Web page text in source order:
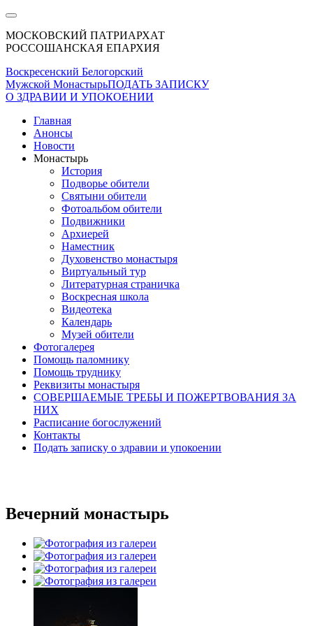
МОСКОВСКИЙ ПАТРИАРХАТ
РОССОШАНСКАЯ ЕПАРХИЯ
Воскресенский Белогорский
Мужской МонастырьПОДАТЬ ЗАПИСКУ
О ЗДРАВИИ И УПОКОЕНИИ
Главная
Анонсы
Новости
Монастырь
История
Подворье обители
Святыни обители
Фотоальбом обители
Подвижники
Архиерей
Наместник
Духовенство монастыря
Виртуальный тур
Литературная страничка
Воскресная школа
Видеотека
Календарь
Музей обители
Фотогалерея
Помощь паломнику
Помощь труднику
Реквизиты монастыря
СОВЕРШАЕМЫЕ ТРЕБЫ И ПОЖЕРТВОВАНИЯ ЗА
НИХ
Расписание богослужений
Контакты
Подать записку о здравии и упокоении
Вечерний монастырь